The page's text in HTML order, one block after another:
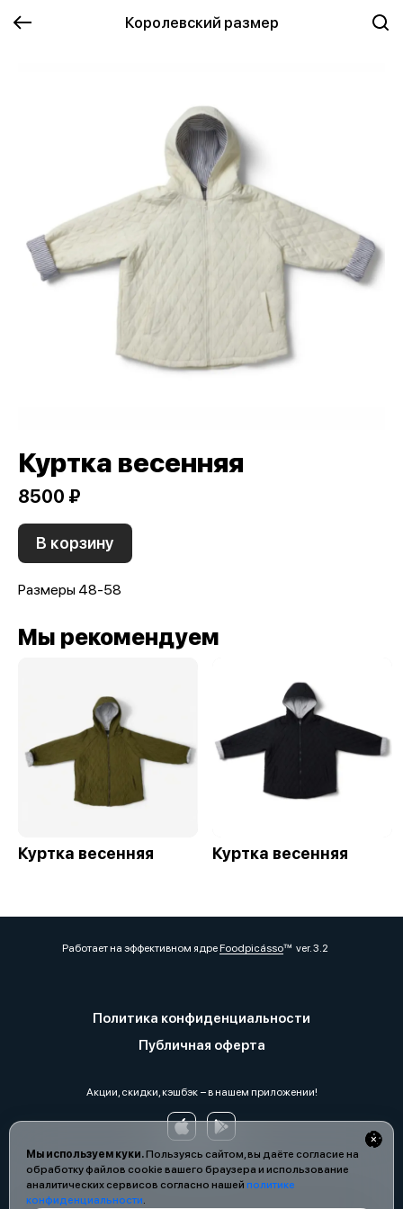
Королевский размер
Мы используем куки.Пользуясь сайтом, вы даёте согласие на
обработку файлов cookie вашего браузера и использование
аналитических сервисов согласно нашей политике
конфиденциальности.
Куртка весенняя
8500 ₽
В корзину
Размеры 48-58
Мы рекомендуем
Куртка весенняя Куртка весенняя
Работает на эффективном ядреFoodpicássover. 3.2
Политика конфиденциальности
Публичная оферта
Акции, скидки, кэшбэк − в нашем приложении!